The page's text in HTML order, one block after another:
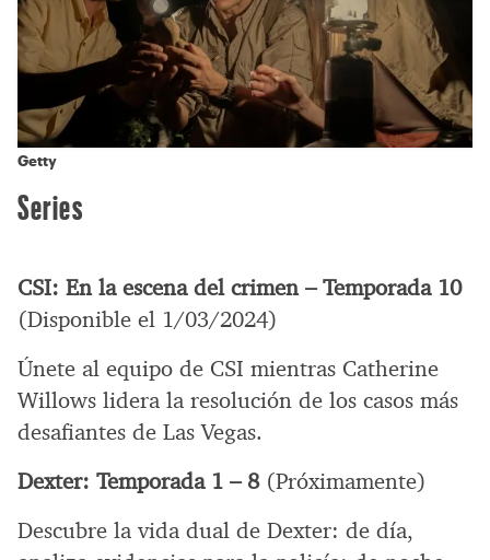
Getty
Series
CSI: En la escena del crimen – Temporada 10
(Disponible el 1/03/2024)
Únete al equipo de CSI mientras Catherine
Willows lidera la resolución de los casos más
desafiantes de Las Vegas.
Dexter: Temporada 1 – 8(Próximamente)
Descubre la vida dual de Dexter: de día,